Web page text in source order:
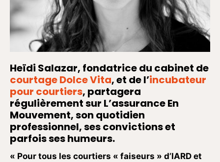
Heïdi Salazar, fondatrice du cabinet de
courtage Dolce Vita, et de l’incubateur
pour courtiers, partagera
régulièrement sur L’assurance En
Mouvement, son quotidien
professionnel, ses convictions et
parfois ses humeurs.
« Pour tous les courtiers « faiseurs » d’IARD et